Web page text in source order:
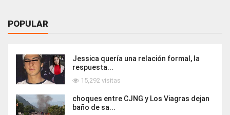
POPULAR
Jessica quería una relación formal, la
respuesta...
15,292 visitas
choques entre CJNG y Los Viagras dejan
baño de sa...